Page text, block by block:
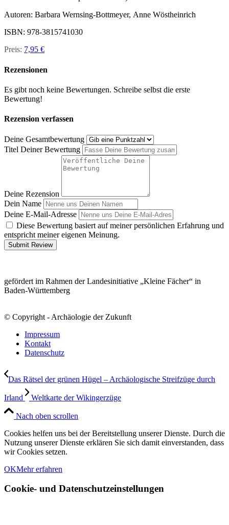
Autoren: Barbara Wernsing-Bottmeyer, Anne Wöstheinrich
ISBN: 978-3815741030
Preis: 7,95 €
Rezensionen
Es gibt noch keine Bewertungen. Schreibe selbst die erste
Bewertung!
Rezension verfassen
Deine Gesamtbewertung
Titel Deiner Bewertung
Deine Rezension
Dein Name
Deine E-Mail-Adresse
Diese Bewertung basiert auf meiner persönlichen Erfahrung und
entspricht meiner eigenen Meinung.
Submit Review
gefördert im Rahmen der Landesinitiative „Kleine Fächer“ in
Baden-Württemberg
© Copyright - Archäologie der Zukunft
Impressum
Kontakt
Datenschutz
Das Rätsel der grünen Hügel – Archäologische Streifzüge durch
Irland Weltkarte der Wikingerzüge
Nach oben scrollen
Cookies helfen uns bei der Bereitstellung unserer Dienste. Durch die
Nutzung unserer Dienste erklären Sie sich damit einverstanden, dass
wir Cookies setzen.
OKMehr erfahren
Cookie- und Datenschutzeinstellungen